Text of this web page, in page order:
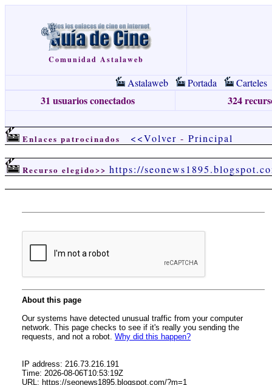
Comunidad Astalaweb
Astalaweb Portada Carteles
31 usuarios conectados 324
Enlaces patrocinados <<Volver - Principal
Recurso elegido>> https://